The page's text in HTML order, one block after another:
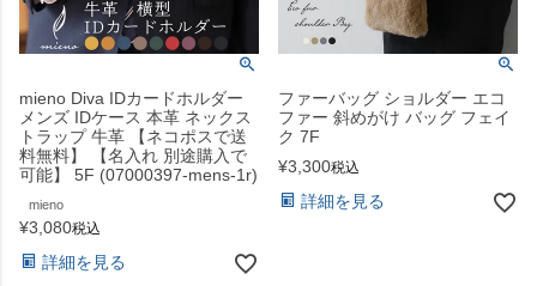
mieno Diva IDカードホルダー
メンズ IDケース 本革 ネックス
トラップ 牛革 【ネコポスで送
料無料】 【名入れ 別途購入で
可能】 5F (07000397-mens-1r)
mieno
¥3,080税込
詳細を見る
ファーバッグ ショルダー エコ
ファー 斜めがけ バッグ フェイ
ク 7F
¥3,300税込
詳細を見る